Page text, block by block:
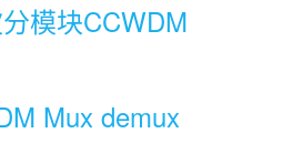
模块CCWDM
Mux demux